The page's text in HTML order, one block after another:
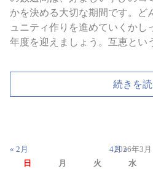
かを決める大切な期間です。ど
ュニティ作りを進めていくかし
年度を迎えましょう。互恵とい
続きを
2026年3月
日
月 火 水
« 2月 4月 »